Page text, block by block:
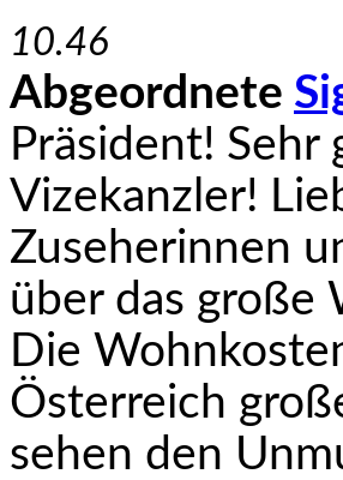
10.46
Abgeordnete
Präsident!
Vizekanzler!
Zuseherinnen
über das große
Die
Österreich
sehen den